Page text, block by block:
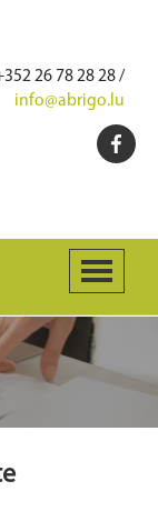
26 78 28 28 /
info@abrigo.lu